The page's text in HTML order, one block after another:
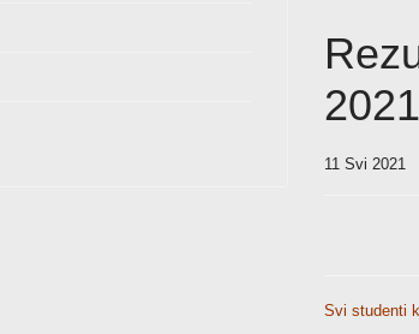
11 Svi 2021
Svi studenti